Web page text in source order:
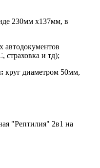
230мм х137мм, в
автодокументов
страховка и тд);
круг диаметром 50мм,
"Рептилия" 2в1 на